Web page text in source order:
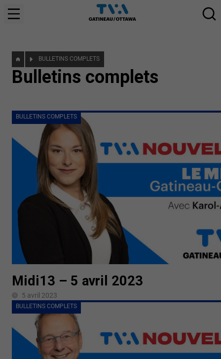
BULLETINS COMPLETS
Bulletins complets
BULLETINS COMPLETS
Midi13 – 5 avril 2023
5 avril 2023
BULLETINS COMPLETS